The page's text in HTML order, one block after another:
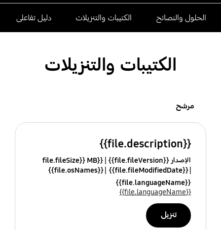
الحلول والنصائح الكتيبات والتنزيلات دليل تفاعلى
الكتيبات والتنزيلات
مرشح
{{file.description}}
الإصدار {{file.fileVersion}}
{{file.fileSize}} MB
{{file.fileModifiedDate}}
{{file.osNames}}
{{file.languageName}}
{{file.languageName}}
تنزيل